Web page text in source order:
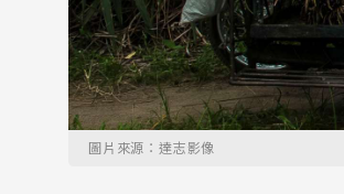
圖片來源：達志影像